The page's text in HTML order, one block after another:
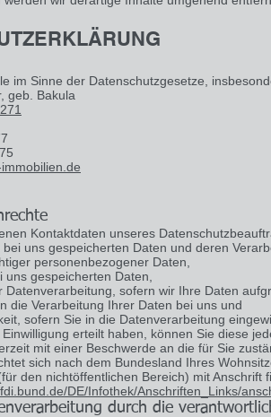
im Sinne der Datenschutzgesetze,
geb. Bakula
Kontaktdaten unseres
bei uns gespeicherten Daten und deren
personenbezogener Daten,
uns gespeicherten Daten,
Datenverarbeitung, sofern wir Ihre Daten
die Verarbeitung Ihrer Daten bei uns und
sofern Sie in die Datenverarbeitung
erteilt haben, können Sie diese
mit einer Beschwerde an die für Sie
sich nach dem Bundesland Ihres
den nichtöffentlichen Bereich) mit Anschrift
DE/Infothek/Anschriften_Links/
durch die